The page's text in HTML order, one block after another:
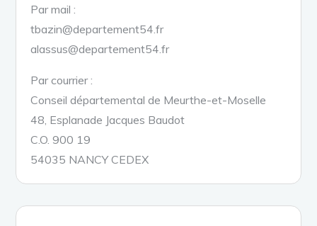
Par mail :
tbazin@departement54.fr
alassus@departement54.fr
Par courrier :
Conseil départemental de Meurthe-et-Moselle
48, Esplanade Jacques Baudot
C.O. 900 19
54035 NANCY CEDEX